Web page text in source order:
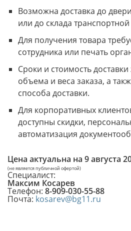
Возможна доставка до
или до склада
Для получения товара
сотрудника или печать
Сроки и стоимость доставки
объема и веса заказа, а
способа доставки.
Для корпоративных
доступны скидки,
автоматизация
Цена актуальна на 9 августа
(не является публичной офертой)
Специалист:
Максим Косарев
Телефон: 8-909-030-55-88
Почта: kosarev@bg11.ru